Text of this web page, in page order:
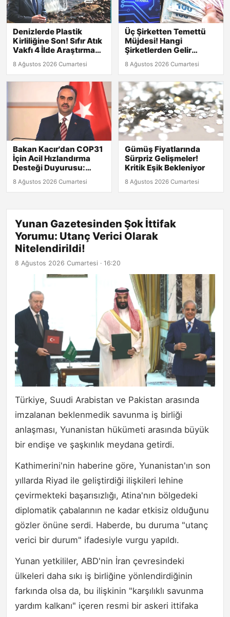
Denizlerde Plastik
Kirliliğine Son! Sıfır Atık
Vakfı 4 İlde Araştırma
Başlatıyor
8 Ağustos 2026 Cumartesi
Üç Şirketten Temettü
Müjdesi! Hangi
Şirketlerden Gelir
Bekleniyor?
8 Ağustos 2026 Cumartesi
Bakan Kacır'dan COP31
İçin Acil Hızlandırma
Desteği Duyurusu:
Ağustos!
8 Ağustos 2026 Cumartesi
Gümüş Fiyatlarında
Sürpriz Gelişmeler!
Kritik Eşik Bekleniyor
8 Ağustos 2026 Cumartesi
Yunan Gazetesinden Şok İttifak
Yorumu: Utanç Verici Olarak
Nitelendirildi!
8 Ağustos 2026 Cumartesi · 16:20
Türkiye, Suudi Arabistan ve Pakistan arasında
imzalanan beklenmedik savunma iş birliği
anlaşması, Yunanistan hükümeti arasında büyük
bir endişe ve şaşkınlık meydana getirdi.
Kathimerini'nin haberine göre, Yunanistan'ın son
yıllarda Riyad ile geliştirdiği ilişkileri lehine
çevirmekteki başarısızlığı, Atina'nın bölgedeki
diplomatik çabalarının ne kadar etkisiz olduğunu
gözler önüne serdi. Haberde, bu duruma "utanç
verici bir durum" ifadesiyle vurgu yapıldı.
Yunan yetkililer, ABD'nin İran çevresindeki
ülkeleri daha sıkı iş birliğine yönlendirdiğinin
farkında olsa da, bu ilişkinin "karşılıklı savunma
yardım kalkanı" içeren resmi bir askeri ittifaka